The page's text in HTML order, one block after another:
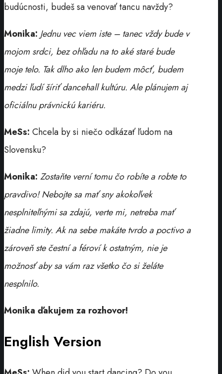
budúcnosti, budeš sa venovať tancu navždy?
Monika: Jednu vec viem iste – tanec vždy bude v
mojom srdci, bez ohľadu na to aké staré bude
moje telo. Tak dlho ako len budem môcť, budem
medzi ľudí šíriť dancehall kultúru. Ale plánujem aj
oficiálnu právnickú kariéru.
MeSs: Chcela by si niečo odkázať ľudom na
Slovensku?
Monika: Zostaňte verní tomu čo robíte a robte to
pravdivo! Nebojte sa mať sny akokoľvek
nesplniteľnými sa zdajú, verte mi, netreba mať
žiadne limity. Ak na sebe makáte tvrdo a poctivo a
zároveň ste čestní a féroví k ostatným, nie je
možnosť aby sa vám raz všetko čo si želáte
nesplnilo.
Monika ďakujem za rozhovor!
English Version